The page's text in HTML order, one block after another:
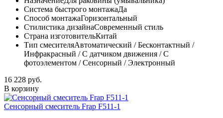
Система быстрого монтажаДа
Способ монтажаГоризонтальный
Стилистика дизайнаСовременный стиль
Страна изготовительКитай
Тип смесителяАвтоматический / Бесконтактный /
Инфракрасный / С датчиком движения / С
фотоэлементом / Сенсорный / Электронный
16 228 руб.
В корзину
Сенсорный смеситель Frap F511-1